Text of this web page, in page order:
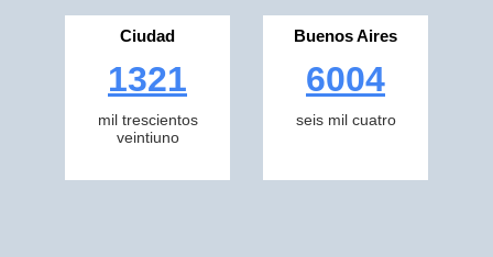
Ciudad
1321
mil trescientos
veintiuno
Buenos Aires
6004
seis mil cuatro